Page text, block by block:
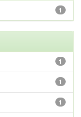
1
1
1
1